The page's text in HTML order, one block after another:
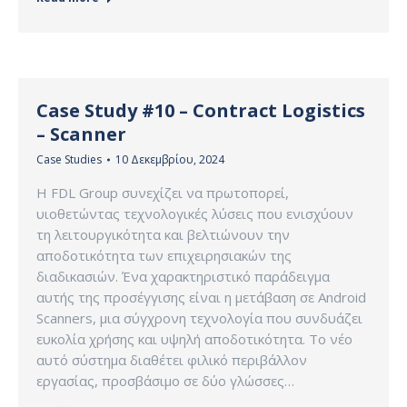
Case Study #10 – Contract Logistics
– Scanner
Case Studies 10 Δεκεμβρίου, 2024
Η FDL Group συνεχίζει να πρωτοπορεί,
υιοθετώντας τεχνολογικές λύσεις που ενισχύουν
τη λειτουργικότητα και βελτιώνουν την
αποδοτικότητα των επιχειρησιακών της
διαδικασιών. Ένα χαρακτηριστικό παράδειγμα
αυτής της προσέγγισης είναι η μετάβαση σε Android
Scanners, μια σύγχρονη τεχνολογία που συνδυάζει
ευκολία χρήσης και υψηλή αποδοτικότητα. Το νέο
αυτό σύστημα διαθέτει φιλικό περιβάλλον
εργασίας, προσβάσιμο σε δύο γλώσσες…